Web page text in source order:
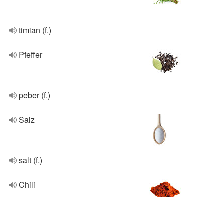
timian (f.)
Pfeffer
peber (f.)
Salz
salt (f.)
Chili